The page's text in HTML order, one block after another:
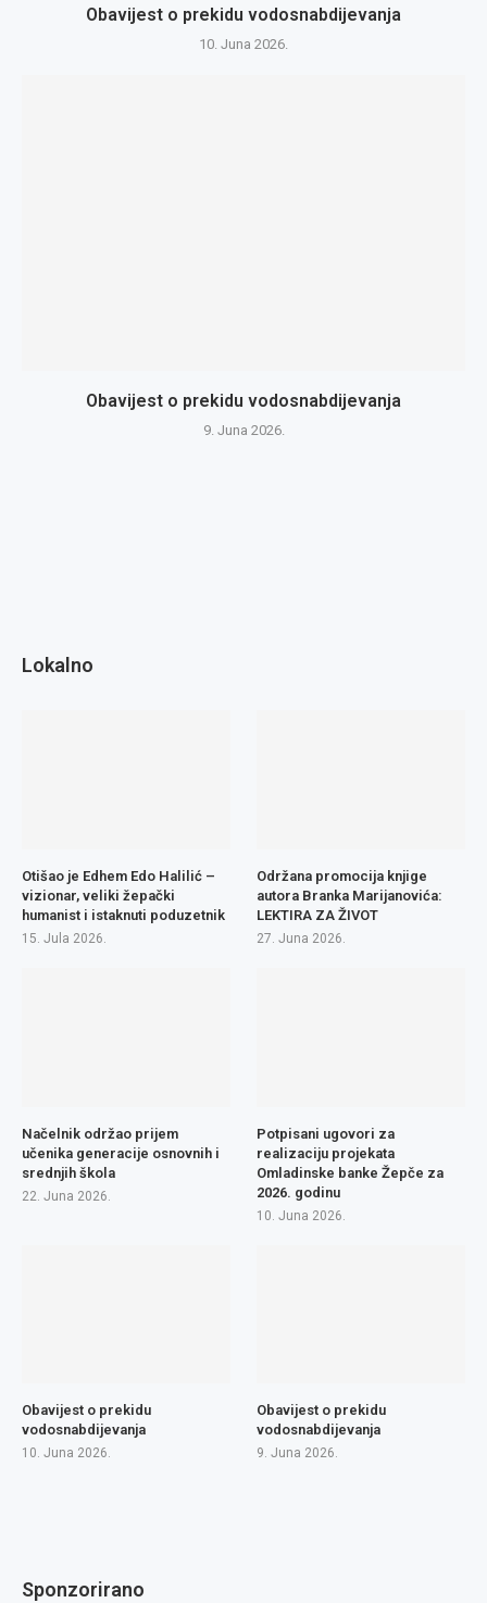
Obavijest o prekidu vodosnabdijevanja
10. Juna 2026.
Obavijest o prekidu vodosnabdijevanja
9. Juna 2026.
Lokalno
Otišao je Edhem Edo Halilić –
vizionar, veliki žepački
humanist i istaknuti poduzetnik
15. Jula 2026.
Održana promocija knjige
autora Branka Marijanovića:
LEKTIRA ZA ŽIVOT
27. Juna 2026.
Načelnik održao prijem
učenika generacije osnovnih i
srednjih škola
22. Juna 2026.
Potpisani ugovori za
realizaciju projekata
Omladinske banke Žepče za
2026. godinu
10. Juna 2026.
Obavijest o prekidu
vodosnabdijevanja
10. Juna 2026.
Obavijest o prekidu
vodosnabdijevanja
9. Juna 2026.
Sponzorirano